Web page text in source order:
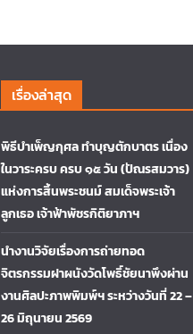
เรื่องล่าสุด
พิธีบำเพ็ญกุศล ทำบุญตักบาตร เนื่อง
ในวาระครบ ครบ ๑๕ วัน (ปัณรสมวาร)
แห่งการสิ้นพระชนม์ สมเด็จพระเจ้า
ลูกเธอ เจ้าฟ้าพัชรกิติยาภาฯ
นำงานวิจัยเรื่องการถ่ายทอด
จิตรกรรมฝาผนังวัดโพธิ์ชัยนาพึงผ่าน
งานศิลปะภาพพิมพ์ฯ ระหว่างวันที่ 22 –
26 มิถุนายน 2569